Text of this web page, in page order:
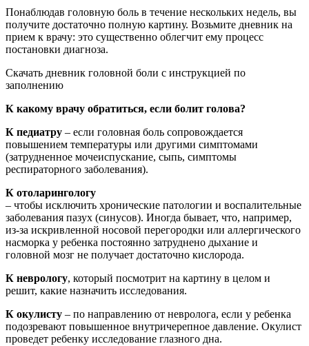
Понаблюдав головную боль в течение нескольких недель, вы
получите достаточно полную картину. Возьмите дневник на
прием к врачу: это существенно облегчит ему процесс
постановки диагноза.
Скачать дневник головной боли с инструкцией по
заполнению
К какому врачу обратиться, если болит голова?
К педиатру – если головная боль сопровождается
повышением температуры или другими симптомами
(затрудненное мочеиспускание, сыпь, симптомы
респираторного заболевания).
К отоларингологу
– чтобы исключить хронические патологии и воспалительные
заболевания пазух (синусов). Иногда бывает, что, например,
из-за искривленной носовой перегородки или аллергического
насморка у ребенка постоянно затруднено дыхание и
головной мозг не получает достаточно кислорода.
К неврологу, который посмотрит на картину в целом и
решит, какие назначить исследования.
К окулисту – по направлению от невролога, если у ребенка
подозревают повышенное внутричерепное давление. Окулист
проведет ребенку исследование глазного дна.